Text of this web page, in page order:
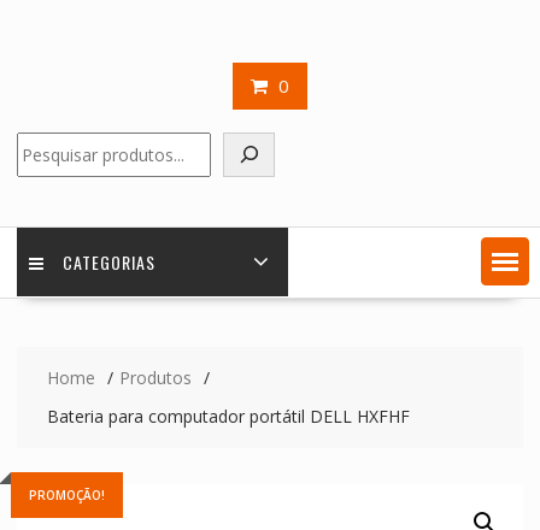
0
CATEGORIAS
Home
Produtos
Bateria para computador portátil DELL HXFHF
PROMOÇÃO!